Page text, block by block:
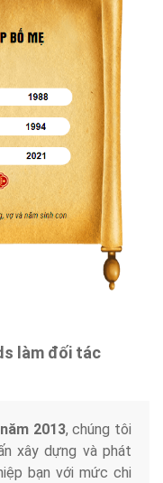
làm đối tác
2013, chúng tôi
xây dựng và phát
bạn với mức chi